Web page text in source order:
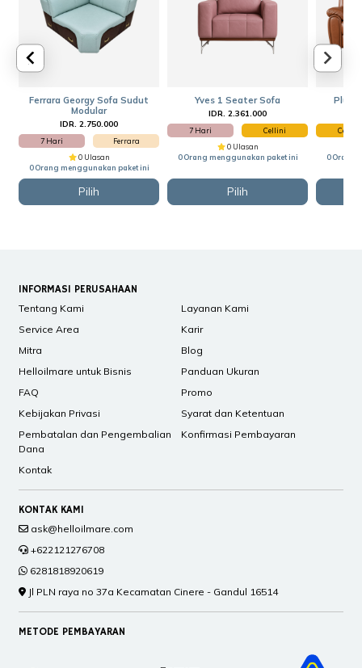
Ferrara Georgy Sofa Sudut
Modular
IDR. 2.750.000
7 Hari
Ferrara
0 Ulasan
0 Orang menggunakan paket ini
Pilih
Yves 1 Seater Sofa
IDR. 2.361.000
7 Hari
Cellini
0 Ulasan
0 Orang menggunakan paket ini
Pilih
Plush
Cellini
0 Orang
INFORMASI PERUSAHAAN
Tentang Kami
Layanan Kami
Service Area
Karir
Mitra
Blog
Helloilmare untuk Bisnis
Panduan Ukuran
FAQ
Promo
Kebijakan Privasi
Syarat dan Ketentuan
Pembatalan dan Pengembalian
Dana
Konfirmasi Pembayaran
Kontak
KONTAK KAMI
ask@helloilmare.com
+622121276708
6281818920619
Jl PLN raya no 37a Kecamatan Cinere - Gandul 16514
METODE PEMBAYARAN